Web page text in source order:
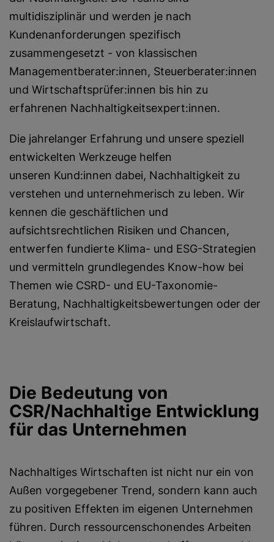
multidisziplinär und werden je nach
Kundenanforderungen spezifisch
zusammengesetzt - von klassischen
Managementberater:innen, Steuerberater:innen
und Wirtschaftsprüfer:innen bis hin zu
erfahrenen Nachhaltigkeitsexpert:innen.
Die jahrelanger Erfahrung und unsere speziell
entwickelten Werkzeuge helfen
unseren Kund:innen dabei, Nachhaltigkeit zu
verstehen und unternehmerisch zu leben. Wir
kennen die geschäftlichen und
aufsichtsrechtlichen Risiken und Chancen,
entwerfen fundierte Klima- und ESG-Strategien
und vermitteln grundlegendes Know-how bei
Themen wie CSRD- und EU-Taxonomie-
Beratung, Nachhaltigkeitsbewertungen oder der
Kreislaufwirtschaft.
Die Bedeutung von
CSR/Nachhaltige Entwicklung
für das Unternehmen
Nachhaltiges Wirtschaften ist nicht nur ein von
Außen vorgegebener Trend, sondern kann auch
zu positiven Effekten im eigenen Unternehmen
führen. Durch ressourcenschonendes Arbeiten